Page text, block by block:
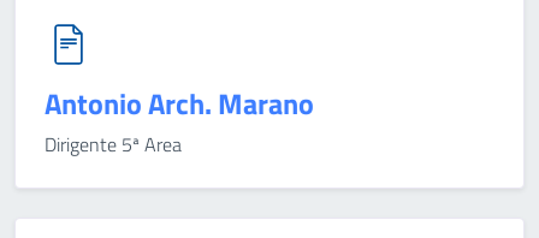
Antonio Arch. Marano
Dirigente 5ª Area